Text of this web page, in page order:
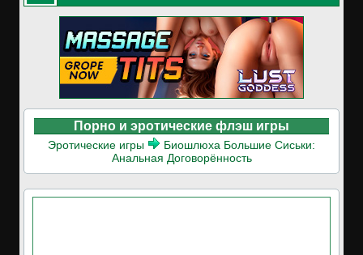
Порно и эротические флэш игры
Эротические игры
Биошлюха Большие Сиськи:
Анальная Договорённость